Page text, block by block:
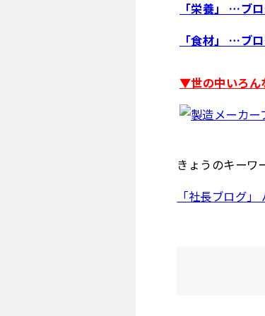
「栄養」 …ブ
「食材」 …ブ
▼世の中いろ
きょうのキーワ
「社長ブログ